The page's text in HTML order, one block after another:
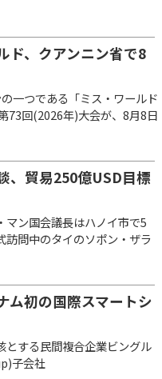
ド、クアンニン省で8
一つである「ミス・ワールド
73回(2026年)大会が、8月8日
、貿易250億USD目標
ン国会議長はハノイ市で5
訪問中のタイのソポン・ザラ
ム初の国際スマートシ
する民間複合企業ビングル
子会社